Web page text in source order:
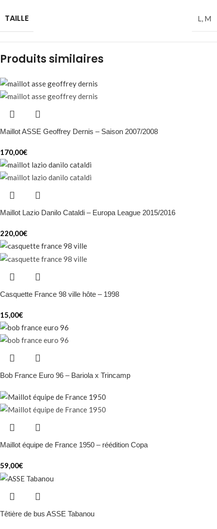
TAILLE L, M
Produits similaires
Maillot ASSE Geoffrey Dernis – Saison 2007/2008
170,00€
Maillot Lazio Danilo Cataldi – Europa League 2015/2016
220,00€
Casquette France 98 ville hôte – 1998
15,00€
Bob France Euro 96 – Bariola x Trincamp
Maillot équipe de France 1950 – réédition Copa
59,00€
Têtière de bus ASSE Tabanou